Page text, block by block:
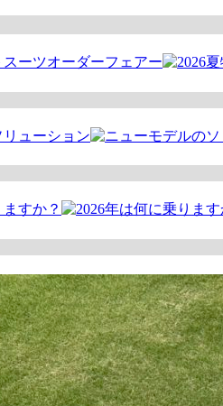
スーツオーダーフェアー
ューション
すか？